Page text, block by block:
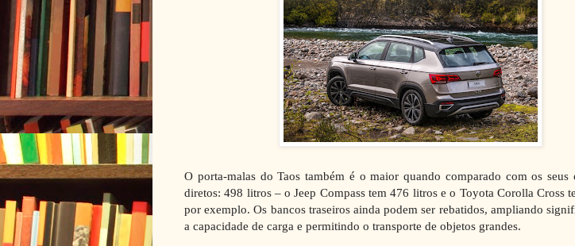
O porta-malas do Taos também é o maior quando comparado com os seus
diretos: 498 litros – o Jeep Compass tem 476 litros e o Toyota Corolla Cross
por exemplo. Os bancos traseiros ainda podem ser rebatidos, ampliando
a capacidade de carga e permitindo o transporte de objetos grandes.